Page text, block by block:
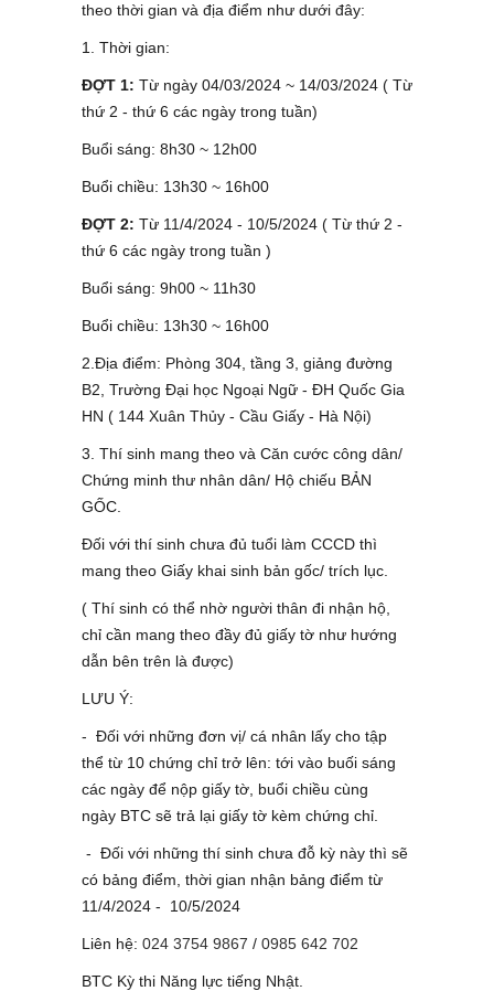
theo thời gian và địa điểm như dưới đây:
1. Thời gian:
ĐỢT 1: Từ ngày 04/03/2024 ~ 14/03/2024 ( Từ
thứ 2 - thứ 6 các ngày trong tuần)
Buổi sáng: 8h30 ~ 12h00
Buổi chiều: 13h30 ~ 16h00
ĐỢT 2: Từ 11/4/2024 - 10/5/2024 ( Từ thứ 2 -
thứ 6 các ngày trong tuần )
Buổi sáng: 9h00 ~ 11h30
Buổi chiều: 13h30 ~ 16h00
2.Địa điểm: Phòng 304, tầng 3, giảng đường
B2, Trường Đại học Ngoại Ngữ - ĐH Quốc Gia
HN ( 144 Xuân Thủy - Cầu Giấy - Hà Nội)
3. Thí sinh mang theo và Căn cước công dân/
Chứng minh thư nhân dân/ Hộ chiếu BẢN
GỐC.
Đối với thí sinh chưa đủ tuổi làm CCCD thì
mang theo Giấy khai sinh bản gốc/ trích lục.
( Thí sinh có thể nhờ người thân đi nhận hộ,
chỉ cần mang theo đầy đủ giấy tờ như hướng
dẫn bên trên là được)
LƯU Ý:
- Đối với những đơn vị/ cá nhân lấy cho tập
thể từ 10 chứng chỉ trở lên: tới vào buối sáng
các ngày để nộp giấy tờ, buổi chiều cùng
ngày BTC sẽ trả lại giấy tờ kèm chứng chỉ.
- Đối với những thí sinh chưa đỗ kỳ này thì sẽ
có bảng điểm, thời gian nhận bảng điểm từ
11/4/2024 - 10/5/2024
Liên hệ: 024 3754 9867 / 0985 642 702
BTC Kỳ thi Năng lực tiếng Nhật.